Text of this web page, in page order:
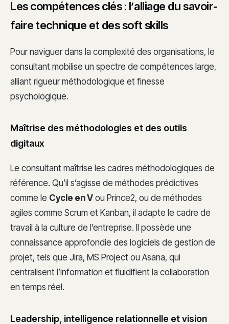
Les compétences clés : l’alliage du savoir-
faire technique et des soft skills
Pour naviguer dans la complexité des organisations, le
consultant mobilise un spectre de compétences large,
alliant rigueur méthodologique et finesse
psychologique.
Maîtrise des méthodologies et des outils
digitaux
Le consultant maîtrise les cadres méthodologiques de
référence. Qu’il s’agisse de méthodes prédictives
comme le Cycle en V ou Prince2, ou de méthodes
agiles comme Scrum et Kanban, il adapte le cadre de
travail à la culture de l’entreprise. Il possède une
connaissance approfondie des logiciels de gestion de
projet, tels que Jira, MS Project ou Asana, qui
centralisent l’information et fluidifient la collaboration
en temps réel.
Leadership, intelligence relationnelle et vision